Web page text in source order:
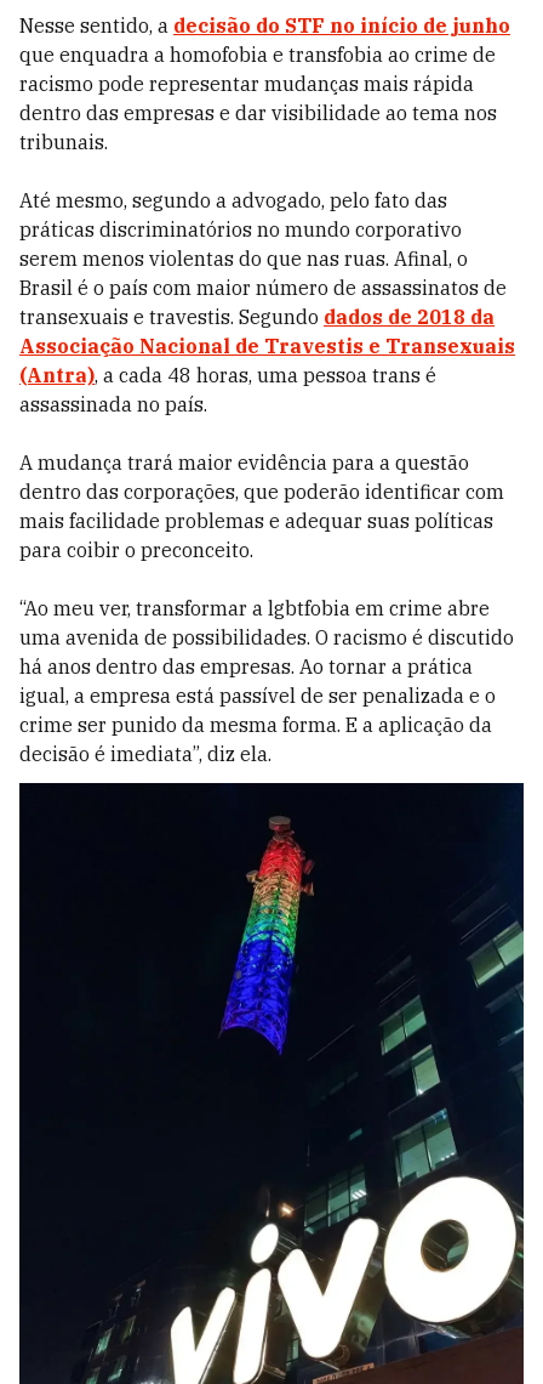
Nesse sentido, a decisão do STF no início de junho
que enquadra a homofobia e transfobia ao crime de
racismo pode representar mudanças mais rápida
dentro das empresas e dar visibilidade ao tema nos
tribunais.
Até mesmo, segundo a advogado, pelo fato das
práticas discriminatórios no mundo corporativo
serem menos violentas do que nas ruas. Afinal, o
Brasil é o país com maior número de assassinatos de
transexuais e travestis. Segundo dados de 2018 da
Associação Nacional de Travestis e Transexuais
(Antra), a cada 48 horas, uma pessoa trans é
assassinada no país.
A mudança trará maior evidência para a questão
dentro das corporações, que poderão identificar com
mais facilidade problemas e adequar suas políticas
para coibir o preconceito.
“Ao meu ver, transformar a lgbtfobia em crime abre
uma avenida de possibilidades. O racismo é discutido
há anos dentro das empresas. Ao tornar a prática
igual, a empresa está passível de ser penalizada e o
crime ser punido da mesma forma. E a aplicação da
decisão é imediata”, diz ela.